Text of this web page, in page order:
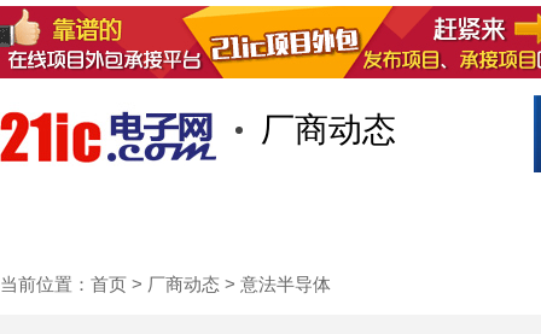
厂商动态
当前位置： 首页 > 厂商动态 > 意法半导体